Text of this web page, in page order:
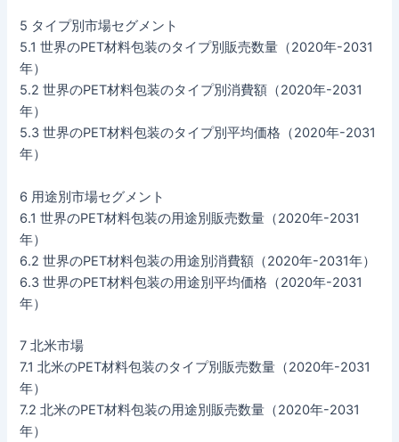
5 タイプ別市場セグメント
5.1 世界のPET材料包装のタイプ別販売数量（2020年-2031
年）
5.2 世界のPET材料包装のタイプ別消費額（2020年-2031
年）
5.3 世界のPET材料包装のタイプ別平均価格（2020年-2031
年）
6 用途別市場セグメント
6.1 世界のPET材料包装の用途別販売数量（2020年-2031
年）
6.2 世界のPET材料包装の用途別消費額（2020年-2031年）
6.3 世界のPET材料包装の用途別平均価格（2020年-2031
年）
7 北米市場
7.1 北米のPET材料包装のタイプ別販売数量（2020年-2031
年）
7.2 北米のPET材料包装の用途別販売数量（2020年-2031
年）